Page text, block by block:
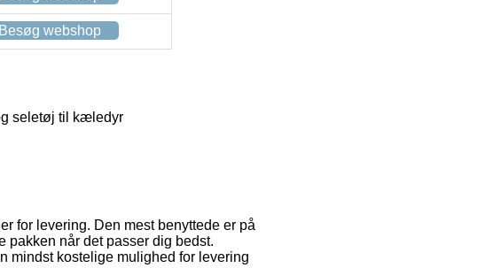
Besøg webshop
seletøj til kæledyr
for levering. Den mest benyttede er på
pakken når det passer dig bedst.
mindst kostelige mulighed for levering